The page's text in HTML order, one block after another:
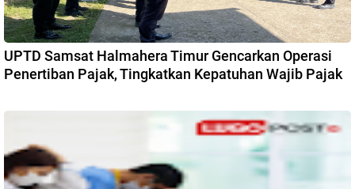
UPTD Samsat Halmahera Timur Gencarkan Operasi
Penertiban Pajak, Tingkatkan Kepatuhan Wajib Pajak